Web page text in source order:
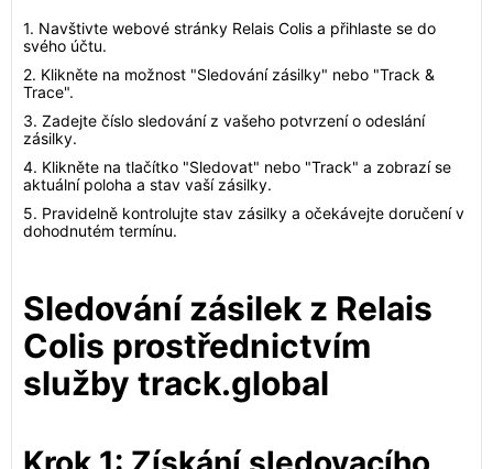
1. Navštivte webové stránky Relais Colis a přihlaste se do
svého účtu.
2. Klikněte na možnost "Sledování zásilky" nebo "Track &
Trace".
3. Zadejte číslo sledování z vašeho potvrzení o odeslání
zásilky.
4. Klikněte na tlačítko "Sledovat" nebo "Track" a zobrazí se
aktuální poloha a stav vaší zásilky.
5. Pravidelně kontrolujte stav zásilky a očekávejte doručení v
dohodnutém termínu.
Sledování zásilek z Relais
Colis prostřednictvím
služby track.global